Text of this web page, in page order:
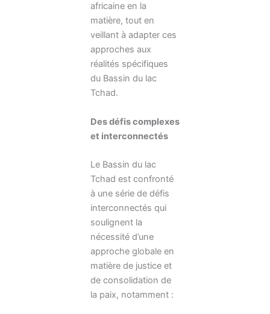
africaine en la
matière, tout en
veillant à adapter ces
approches aux
réalités spécifiques
du Bassin du lac
Tchad.
Des défis complexes
et interconnectés
Le Bassin du lac
Tchad est confronté
à une série de défis
interconnectés qui
soulignent la
nécessité d’une
approche globale en
matière de justice et
de consolidation de
la paix, notamment :